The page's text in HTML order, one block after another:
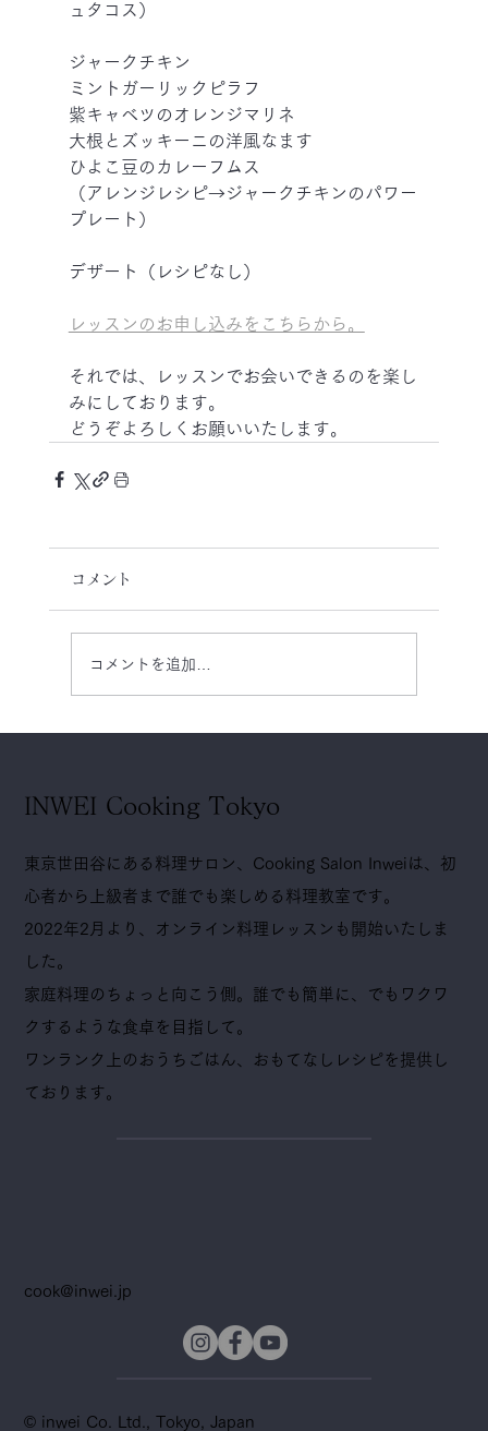
ュタコス）
ジャークチキン
ミントガーリックピラフ
紫キャベツのオレンジマリネ
大根とズッキーニの洋風なます
ひよこ豆のカレーフムス
（アレンジレシピ→ジャークチキンのパワー
プレート）
デザート（レシピなし）
レッスンのお申し込みをこちらから。
それでは、レッスンでお会いできるのを楽し
みにしております。
どうぞよろしくお願いいたします。
コメント
コメントを追加…
INWEI Cooking Tokyo
東京世田谷にある料理サロン、Cooking Salon Inweiは、初
心者から上級者まで誰でも楽しめる料理教室です。
2022年2月より、オンライン料理レッスンも開始いたしま
した。
家庭料理のちょっと向こう側。誰でも簡単に、でもワクワ
クするような食卓を目指して。
ワンランク上のおうちごはん、おもてなしレシピを提供し
ております。
cook@inwei.jp
© inwei Co. Ltd., Tokyo, Japan